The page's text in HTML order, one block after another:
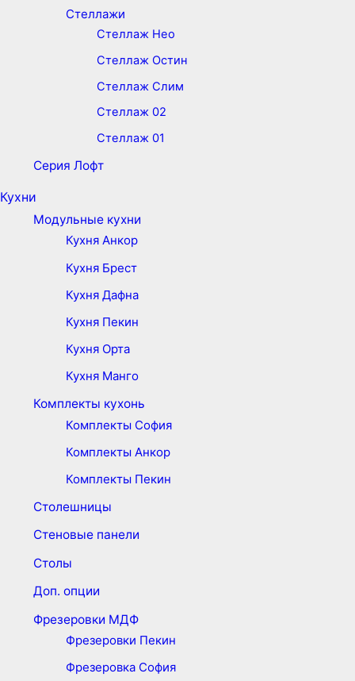
Стеллажи
Стеллаж Нео
Стеллаж Остин
Стеллаж Слим
Стеллаж 02
Стеллаж 01
Серия Лофт
Кухни
Модульные кухни
Кухня Анкор
Кухня Брест
Кухня Дафна
Кухня Пекин
Кухня Орта
Кухня Манго
Комплекты кухонь
Комплекты София
Комплекты Анкор
Комплекты Пекин
Столешницы
Стеновые панели
Столы
Доп. опции
Фрезеровки МДФ
Фрезеровки Пекин
Фрезеровка София